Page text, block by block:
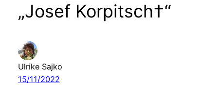
„Josef Korpitsch†“
Ulrike Sajko
15/11/2022